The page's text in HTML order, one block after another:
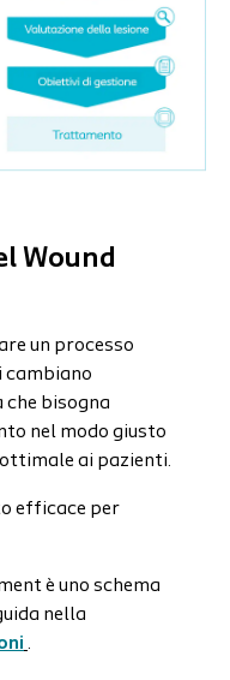
Wound
un processo
cambiano
bisogna
nel modo giusto
ai pazienti.
efficace per
è uno schema
nella
.